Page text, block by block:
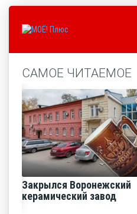
САМОЕ ЧИТАЕМОЕ
Закрылся Воронежский
керамический завод